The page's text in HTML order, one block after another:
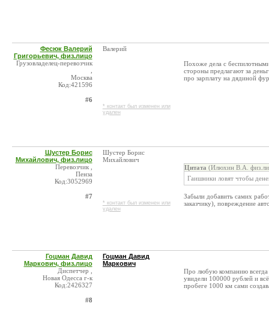
Фесюк Валерий
Григорьевич, физ.лицо
Грузовладелец-перевозчик
Москва
Код:421596
#6
Валерий
* контакт был изменен или
удален
Похоже дела с
стороны предлагают за
про зарплату на дядиной
Шустер Борис
Михайлович, физ.лицо
Перевозчик ,
Пенза
Код:3052969
#7
Шустер Борис
Михайлович
* контакт был изменен или
удален
Цитата (Илюхин В.А.
Гаишники ловят чтобы
Забыли добавить самих
заказчику), повреждение
Гоцман Давид
Маркович, физ.лицо
Диспетчер ,
Новая Одесса г-к
Код:2426327
#8
Гоцман Давид
Маркович
Про любую компанию всегда
увидели 100000 рублей и
пробеге 1000 км сами